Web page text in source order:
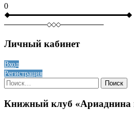
0
Личный кабинет
Вход
Регистрация
Найти:
Книжный клуб «Ариаднина